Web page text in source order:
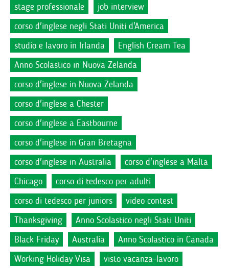
stage professionale
job interview
corso d'inglese negli Stati Uniti d'America
studio e lavoro in Irlanda
English Cream Tea
Anno Scolastico in Nuova Zelanda
corso d'inglese in Nuova Zelanda
corso d'inglese a Chester
corso d'inglese a Eastbourne
corso d'inglese in Gran Bretagna
corso d'inglese in Australia
corso d'inglese a Malta
Chicago
corso di tedesco per adulti
corso di tedesco per juniors
video contest
Thanksgiving
Anno Scolastico negli Stati Uniti
Black Friday
Australia
Anno Scolastico in Canada
Working Holiday Visa
visto vacanza-lavoro